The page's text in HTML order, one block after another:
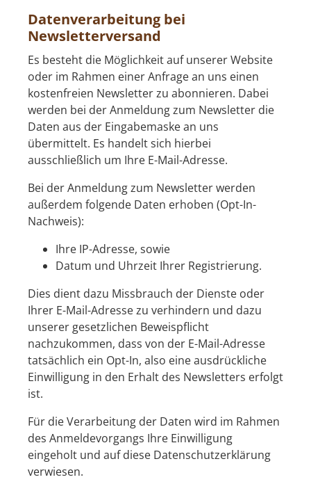
Datenverarbeitung bei
Newsletterversand
Es besteht die Möglichkeit auf unserer Website
oder im Rahmen einer Anfrage an uns einen
kostenfreien Newsletter zu abonnieren. Dabei
werden bei der Anmeldung zum Newsletter die
Daten aus der Eingabemaske an uns
übermittelt. Es handelt sich hierbei
ausschließlich um Ihre E-Mail-Adresse.
Bei der Anmeldung zum Newsletter werden
außerdem folgende Daten erhoben (Opt-In-
Nachweis):
Ihre IP-Adresse, sowie
Datum und Uhrzeit Ihrer Registrierung.
Dies dient dazu Missbrauch der Dienste oder
Ihrer E-Mail-Adresse zu verhindern und dazu
unserer gesetzlichen Beweispflicht
nachzukommen, dass von der E-Mail-Adresse
tatsächlich ein Opt-In, also eine ausdrückliche
Einwilligung in den Erhalt des Newsletters erfolgt
ist.
Für die Verarbeitung der Daten wird im Rahmen
des Anmeldevorgangs Ihre Einwilligung
eingeholt und auf diese Datenschutzerklärung
verwiesen.